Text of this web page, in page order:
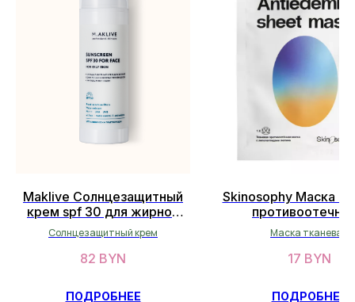
Maklive Солнцезащитный
крем spf 30 для жирной
кожи лица 50мл
Солнцезащитный крем
82 BYN
ПОДРОБНЕЕ
Skinosophy Маска
липопеаптидами
Маска тканевая
17 BYN
ПОДРОБНЕЕ
ОСТАЛИСЬ ВОПРОСЫ?
НЕ НАШЛИ НУЖНЫЙ ТОВАР?
вскоре свяжемся с вами